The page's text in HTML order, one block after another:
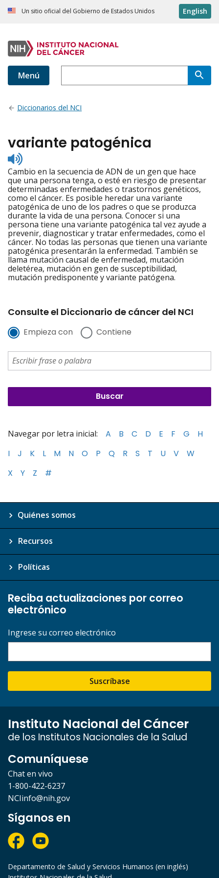
Un sitio oficial del Gobierno de Estados Unidos English
Menú
Diccionarios del NCI
variante patogénica
Listen
to
pronunciation
Cambio en la secuencia de ADN de un gen que hace
que una persona tenga, o esté en riesgo de presentar
determinadas enfermedades o trastornos genéticos,
como el cáncer. Es posible heredar una variante
patogénica de uno de los padres o que se produzca
durante la vida de una persona. Conocer si una
persona tiene una variante patogénica tal vez ayude a
prevenir, diagnosticar y tratar enfermedades, como el
cáncer. No todas las personas que tienen una variante
patogénica presentarán la enfermedad. También se
llama mutación causal de enfermedad, mutación
deletérea, mutación en gen de susceptibilidad,
mutación predisponente y variante patógena.
Consulte el Diccionario de cáncer del NCI
Empieza con Contiene
Navegar por letra inicial: A B C D E F G
H
I
J K L M N O P Q R S T U V
W
X
Y Z #
Quiénes somos
Recursos
Políticas
Reciba actualizaciones por correo
electrónico
Ingrese su correo electrónico
Suscríbase
Instituto Nacional del Cáncer
de los Institutos Nacionales de la Salud
Comuníquese
Chat en vivo
1-800-422-6237
NCIinfo@nih.gov
Síganos en
Departamento de Salud y Servicios Humanos (en inglés)